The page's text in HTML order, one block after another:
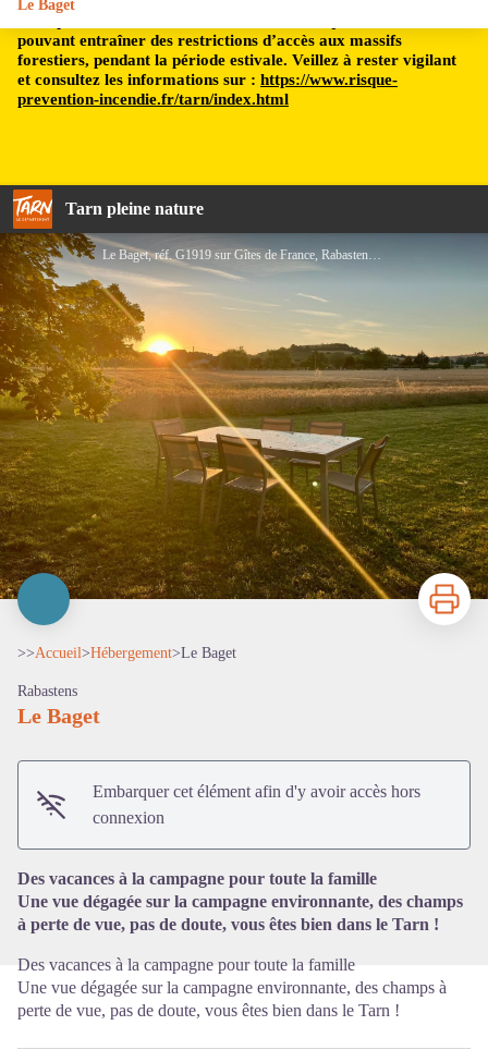
pouvant entraîner des restrictions d’accès aux massifs
forestiers, pendant la période estivale. Veillez à rester vigilant
et consultez les informations sur : https://www.risque-
prevention-incendie.fr/tarn/index.html
Tarn pleine nature
Le Baget
Le Baget, réf. G1919 sur Gîtes de France, Rabastens, Tarn - Gîtes de France Tarn ©Darrenougué
Voir l'image en plein écran
Imprimer
>>Accueil>Hébergement>Le Baget
Rabastens
Le Baget
Embarquer cet élément afin d'y avoir accès hors
connexion
Des vacances à la campagne pour toute la famille
Une vue dégagée sur la campagne environnante, des champs
à perte de vue, pas de doute, vous êtes bien dans le Tarn !
Des vacances à la campagne pour toute la famille
Une vue dégagée sur la campagne environnante, des champs à
perte de vue, pas de doute, vous êtes bien dans le Tarn !